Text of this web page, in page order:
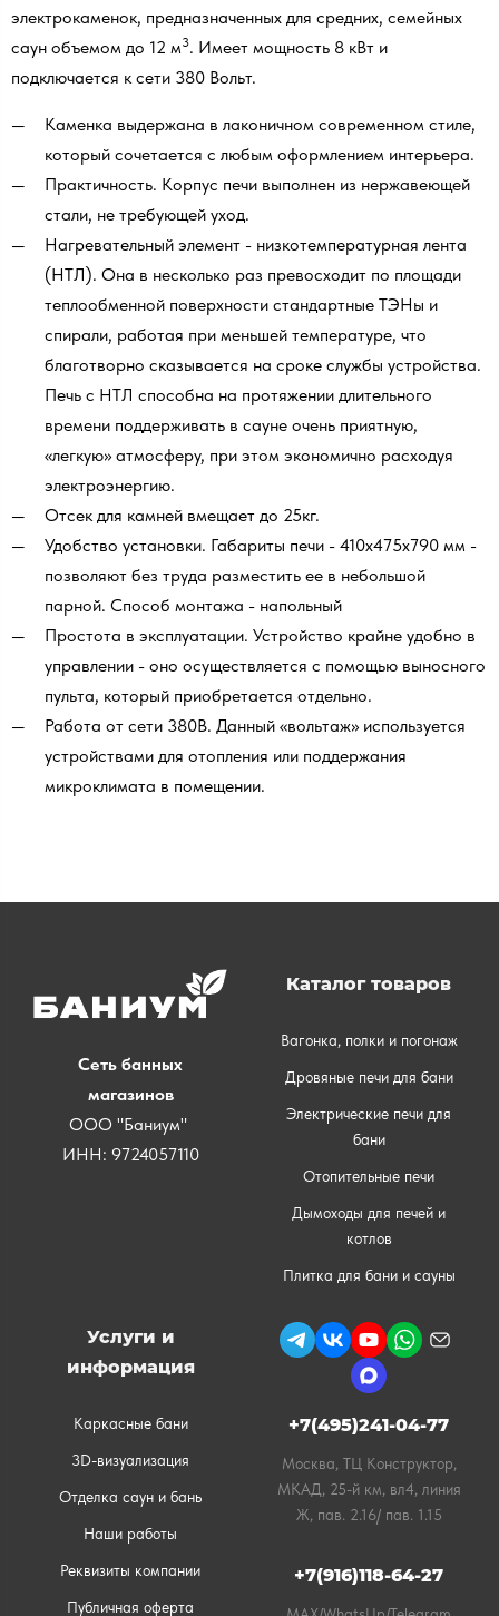
электрокаменок, предназначенных для средних, семейных
саун объемом до 12 м3. Имеет мощность 8 кВт и
подключается к сети 380 Вольт.
Каменка выдержана в лаконичном современном стиле,
который сочетается с любым оформлением интерьера.
Практичность. Корпус печи выполнен из нержавеющей
стали, не требующей уход.
Нагревательный элемент - низкотемпературная лента
(НТЛ). Она в несколько раз превосходит по площади
теплообменной поверхности стандартные ТЭНы и
спирали, работая при меньшей температуре, что
благотворно сказывается на сроке службы устройства.
Печь с НТЛ способна на протяжении длительного
времени поддерживать в сауне очень приятную,
«легкую» атмосферу, при этом экономично расходуя
электроэнергию.
Отсек для камней вмещает до 25кг.
Удобство установки. Габариты печи - 410x475x790 мм -
позволяют без труда разместить ее в небольшой
парной. Способ монтажа - напольный
Простота в эксплуатации. Устройство крайне удобно в
управлении - оно осуществляется с помощью выносного
пульта, который приобретается отдельно.
Работа от сети 380В. Данный «вольтаж» используется
устройствами для отопления или поддержания
микроклимата в помещении.
Сеть банных
магазинов
ООО "Баниум"
ИНН: 9724057110
Каталог товаров
Вагонка, полки и погонаж
Дровяные печи для бани
Электрические печи для
бани
Отопительные печи
Дымоходы для печей и
котлов
Плитка для бани и сауны
Услуги и
информация
Каркасные бани
3D-визуализация
Отделка саун и бань
Наши работы
Реквизиты компании
Публичная оферта
+7(495)241-04-77
Москва, ТЦ Конструктор,
МКАД, 25-й км, вл4, линия
Ж, пав. 2.16/ пав. 1.15
+7(916)118-64-27